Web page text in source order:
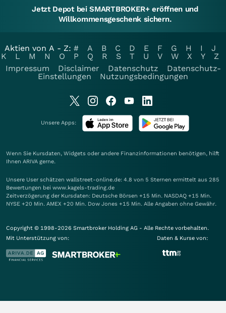
Jetzt Depot bei SMARTBROKER+ eröffnen und
Willkommensgeschenk sichern.
Aktien von A - Z: # A B C D E F G H I
J
K
L M N O P Q R S T U V W X Y
Z
Impressum
Disclaimer Datenschutz
Datenschutz-
Einstellungen
Nutzungsbedingungen
Unsere Apps:
Wenn Sie Kursdaten, Widgets oder andere Finanzinformationen benötigen, hilft
Ihnen ARIVA gerne.
Unsere User schätzen wallstreet-online.de: 4.8 von 5 Sternen ermittelt aus 285
Bewertungen bei www.kagels-trading.de
Zeitverzögerung der Kursdaten: Deutsche Börsen +15 Min. NASDAQ +15 Min.
NYSE +20 Min. AMEX +20 Min. Dow Jones +15 Min. Alle Angaben ohne Gewähr.
Copyright © 1998-2026 Smartbroker Holding AG - Alle Rechte vorbehalten.
Mit Unterstützung von:
Daten & Kurse von: